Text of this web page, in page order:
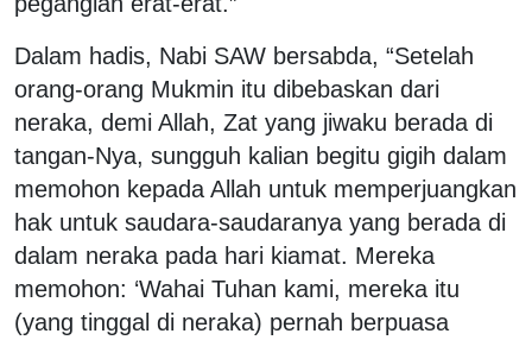
Dalam hadis, Nabi SAW bersabda, “Setelah
orang-orang Mukmin itu dibebaskan dari
neraka, demi Allah, Zat yang jiwaku berada di
tangan-Nya, sungguh kalian begitu gigih dalam
memohon kepada Allah untuk memperjuangkan
hak untuk saudara-saudaranya yang berada di
dalam neraka pada hari kiamat. Mereka
memohon: ‘Wahai Tuhan kami, mereka itu
(yang tinggal di neraka) pernah berpuasa